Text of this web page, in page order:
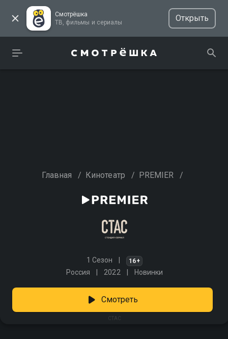
Смотрёшка
ТВ, фильмы и сериалы
Открыть
Главная / Кинотеатр / PREMIER /
1 Сезон 16+
Россия 2022 Новинки
СТАС
Смотреть